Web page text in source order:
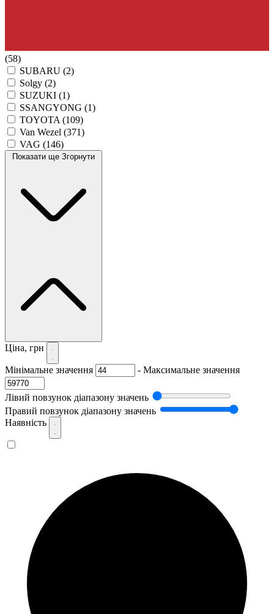
(58)
SUBARU (2)
Solgy (2)
SUZUKI (1)
SSANGYONG (1)
TOYOTA (109)
Van Wezel (371)
VAG (146)
Показати ще Згорнути
Ціна, грн
Мінімальне значення - Максимальне значення
Лівий повзунок діапазону значень
Правий повзунок діапазону значень
Наявність